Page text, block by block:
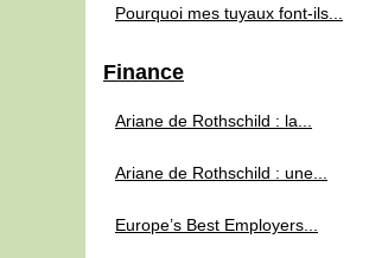
Pourquoi mes tuyaux font-ils...
Finance
Ariane de Rothschild : la...
Ariane de Rothschild : une...
Europe’s Best Employers...